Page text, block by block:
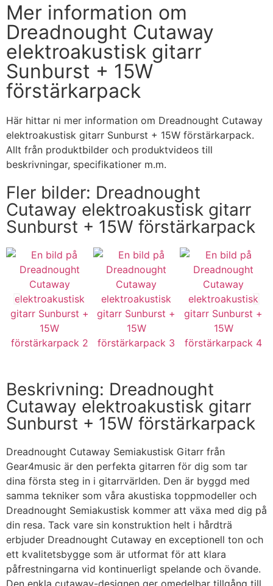
Mer information om
Dreadnought Cutaway
elektroakustisk gitarr
Sunburst + 15W
förstärkarpack
Här hittar ni mer information om Dreadnought Cutaway
elektroakustisk gitarr Sunburst + 15W förstärkarpack.
Allt från produktbilder och produktvideos till
beskrivningar, specifikationer m.m.
Fler bilder: Dreadnought
Cutaway elektroakustisk gitarr
Sunburst + 15W förstärkarpack
Beskrivning: Dreadnought
Cutaway elektroakustisk gitarr
Sunburst + 15W förstärkarpack
Dreadnought Cutaway Semiakustisk Gitarr från
Gear4music är den perfekta gitarren för dig som tar
dina första steg in i gitarrvärlden. Den är byggd med
samma tekniker som våra akustiska toppmodeller och
Dreadnought Semiakustisk kommer att växa med dig på
din resa. Tack vare sin konstruktion helt i hårdträ
erbjuder Dreadnought Cutaway en exceptionell ton och
ett kvalitetsbygge som är utformat för att klara
påfrestningarna vid kontinuerligt spelande och övande.